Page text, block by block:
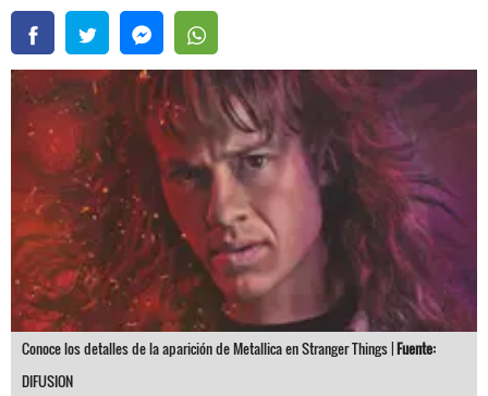
Conoce los detalles de la aparición de Metallica en Stranger Things |Fuente:
DIFUSION